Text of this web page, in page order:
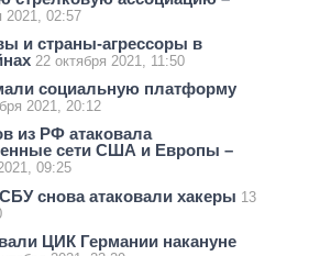
2021, 02:57
и страны-агрессоры в
22 октября 2021, 11:50
социальную платформу
2021, 20:12
из РФ атаковала
сети США и Европы –
09:25
снова атаковали хакеры 13
ЦИК Германии накануне